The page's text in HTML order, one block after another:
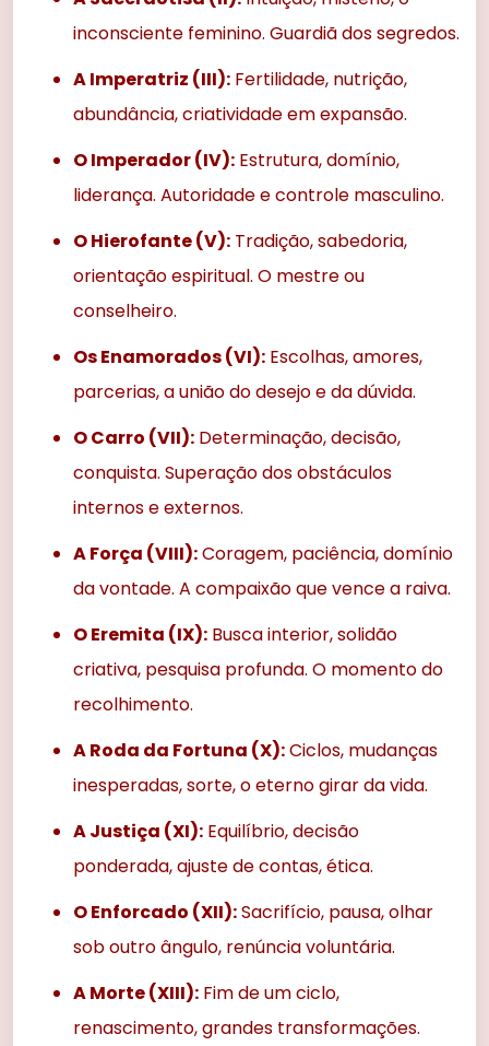
inconsciente feminino. Guardiã dos segredos.
A Imperatriz (III): Fertilidade, nutrição,
abundância, criatividade em expansão.
O Imperador (IV): Estrutura, domínio,
liderança. Autoridade e controle masculino.
O Hierofante (V): Tradição, sabedoria,
orientação espiritual. O mestre ou
conselheiro.
Os Enamorados (VI): Escolhas, amores,
parcerias, a união do desejo e da dúvida.
O Carro (VII): Determinação, decisão,
conquista. Superação dos obstáculos
internos e externos.
A Força (VIII):Coragem, paciência, domínio
da vontade. A compaixão que vence a raiva.
O Eremita (IX): Busca interior, solidão
criativa, pesquisa profunda. O momento do
recolhimento.
A Roda da Fortuna (X):Ciclos, mudanças
inesperadas, sorte, o eterno girar da vida.
A Justiça (XI): Equilíbrio, decisão
ponderada, ajuste de contas, ética.
O Enforcado (XII):Sacrifício, pausa, olhar
sob outro ângulo, renúncia voluntária.
A Morte (XIII): Fim de um ciclo,
renascimento, grandes transformações.